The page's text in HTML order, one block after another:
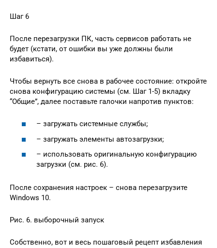
Шаг 6
После перезагрузки ПК, часть сервисов работать не
будет (кстати, от ошибки вы уже должны были
избавиться).
Чтобы вернуть все снова в рабочее состояние: откройте
снова конфигурацию системы (см. Шаг 1-5) вкладку
“Общие”, далее поставьте галочки напротив пунктов:
– загружать системные службы;
– загружать элементы автозагрузки;
– использовать оригинальную конфигурацию
загрузки (см. рис. 6).
После сохранения настроек – снова перезагрузите
Windows 10.
Рис. 6. выборочный запуск
Собственно, вот и весь пошаговый рецепт избавления